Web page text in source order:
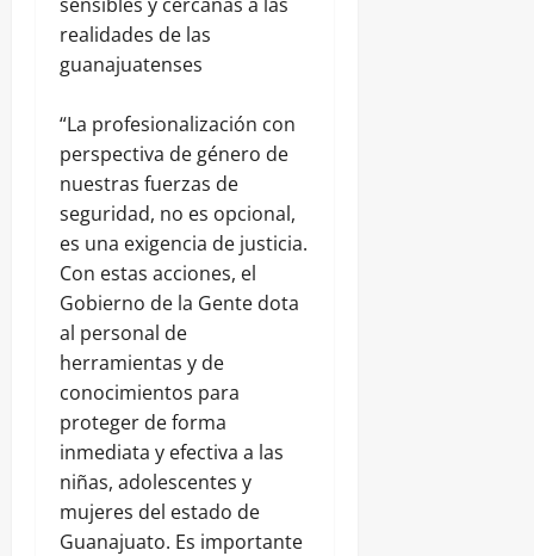
realidades de las
guanajuatenses
“La profesionalización con
perspectiva de género de
nuestras fuerzas de
seguridad, no es opcional,
es una exigencia de justicia.
Con estas acciones, el
Gobierno de la Gente dota
al personal de
herramientas y de
conocimientos para
proteger de forma
inmediata y efectiva a las
niñas, adolescentes y
mujeres del estado de
Guanajuato. Es importante